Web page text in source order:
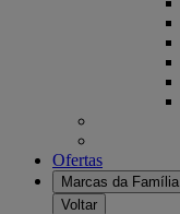
Ofertas
Marcas da Família
Voltar